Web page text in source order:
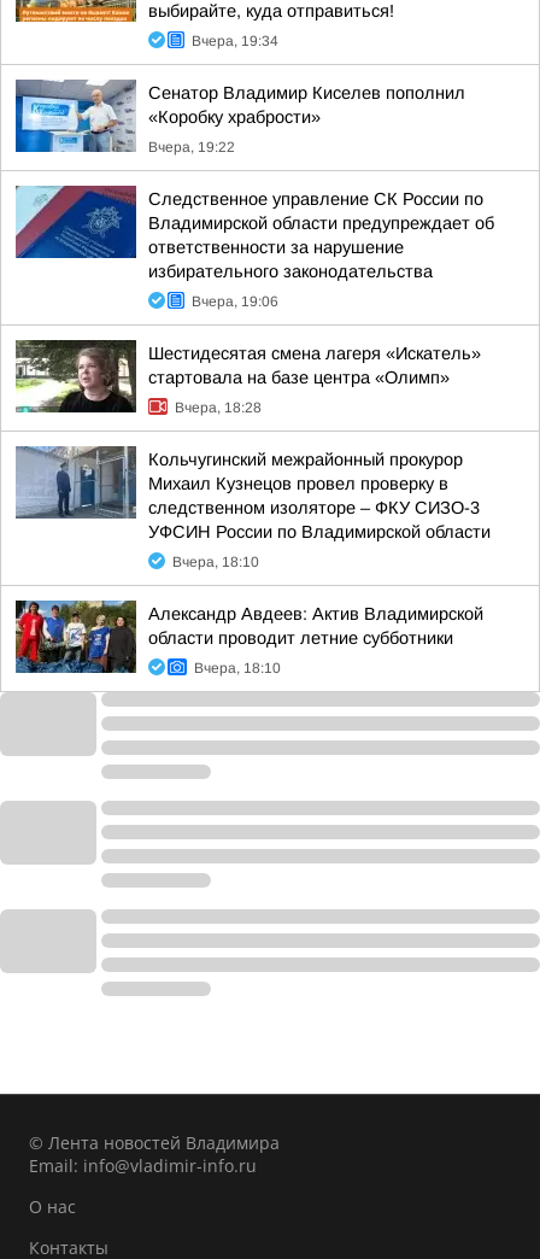
выбирайте, куда отправиться!
Вчера, 19:34
Сенатор Владимир Киселев пополнил
«Коробку храбрости»
Вчера, 19:22
Следственное управление СК России по
Владимирской области предупреждает об
ответственности за нарушение
избирательного законодательства
Вчера, 19:06
Шестидесятая смена лагеря «Искатель»
стартовала на базе центра «Олимп»
Вчера, 18:28
Кольчугинский межрайонный прокурор
Михаил Кузнецов провел проверку в
следственном изоляторе – ФКУ СИЗО-3
УФСИН России по Владимирской области
Вчера, 18:10
Александр Авдеев: Актив Владимирской
области проводит летние субботники
Вчера, 18:10
© Лента новостей Владимира
Email: info@vladimir-info.ru
О нас
Контакты